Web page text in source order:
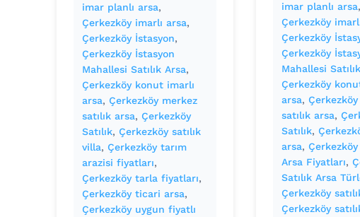
imar planlı arsa
Çerkezköy imarlı arsa
Çerkezköy İstasyon
Çerkezköy İstasyon
Mahallesi Satılık Arsa
Çerkezköy konut imarlı
arsa, Çerkezköy merkez
satılık arsa, Çerkezköy
Satılık, Çerkezköy satılık
villa, Çerkezköy tarım
arazisi fiyatları
Çerkezköy tarla fiyatları
Çerkezköy ticari arsa
Çerkezköy uygun fiyatlı
imar planlı arsa
Çerkezköy
Çerkezköy
Çerkezköy
Mahallesi
Çerkezköy
arsa,
satılık arsa,
Satılık,
arsa, Çerkezköy
Arsa Fiyatları,
Satılık Arsa
Çerkezköy
Çerkezköy